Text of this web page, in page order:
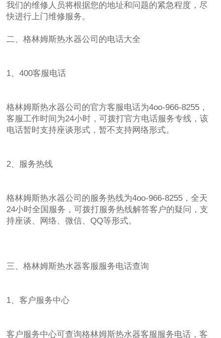
我们的维修人员将根据您的地址和问题的紧急程度，尽
快进行上门维修服务。
二、格林姆斯热水器公司的电话大全
1、400客服电话
格林姆斯热水器公司的官方客服电话为4oo-966-8255，
客服工作时间为24小时，可拨打官方电话服务专线，该
电话暂时支持座谈形式，暂不支持网络形式。
2、服务热线
格林姆斯热水器公司的服务热线为4oo-966-8255，全天
24小时全国服务，可拨打服务热线解答客户的疑问，支
持座谈、网络、微信、QQ等形式。
三、格林姆斯热水器客服服务电话查询
1、客户服务中心
客户服务中心可查询格林姆斯热水器客服服务电话，客